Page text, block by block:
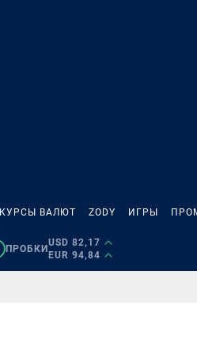
КУРСЫ ВАЛЮТ ZODY ИГРЫ
ПРОБКИ
USD 82,17
EUR 94,84